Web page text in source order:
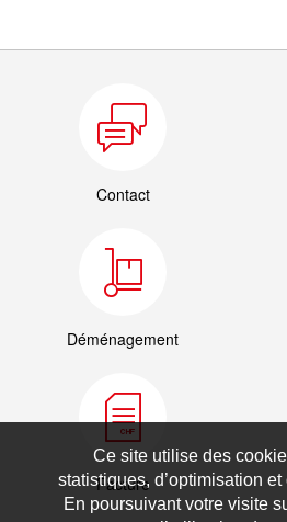
Contact
Déménagement
Facture
Ce site utilise des
statistiques, d’optimisation
En poursuivant votre visite